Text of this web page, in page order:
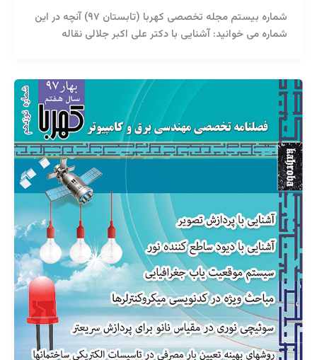
شماره بیستم مجله تخصصی کهربا (تابستان ۹۷) آنچه در این
شماره می خوانید: آشنایی با دکتر علی اکبر جلالی نقاله